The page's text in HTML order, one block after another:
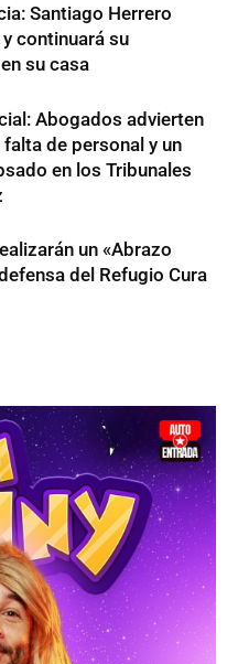
Santiago Herrero
continuará su
su casa
Abogados advierten
de personal y un
en los Tribunales
un «Abrazo
del Refugio Cura